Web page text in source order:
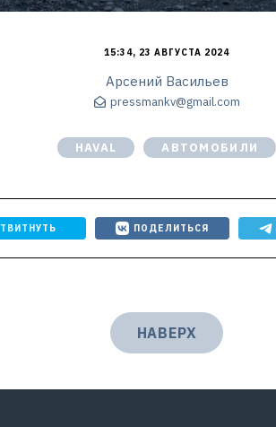
15:34, 23 АВГУСТА 2024
Арсений Васильев
pressmankv@gmail.com
HAVAL АВТОМОБИЛИ
ТВИТНУТЬ ПОДЕЛИТЬСЯ
НАВЕРХ